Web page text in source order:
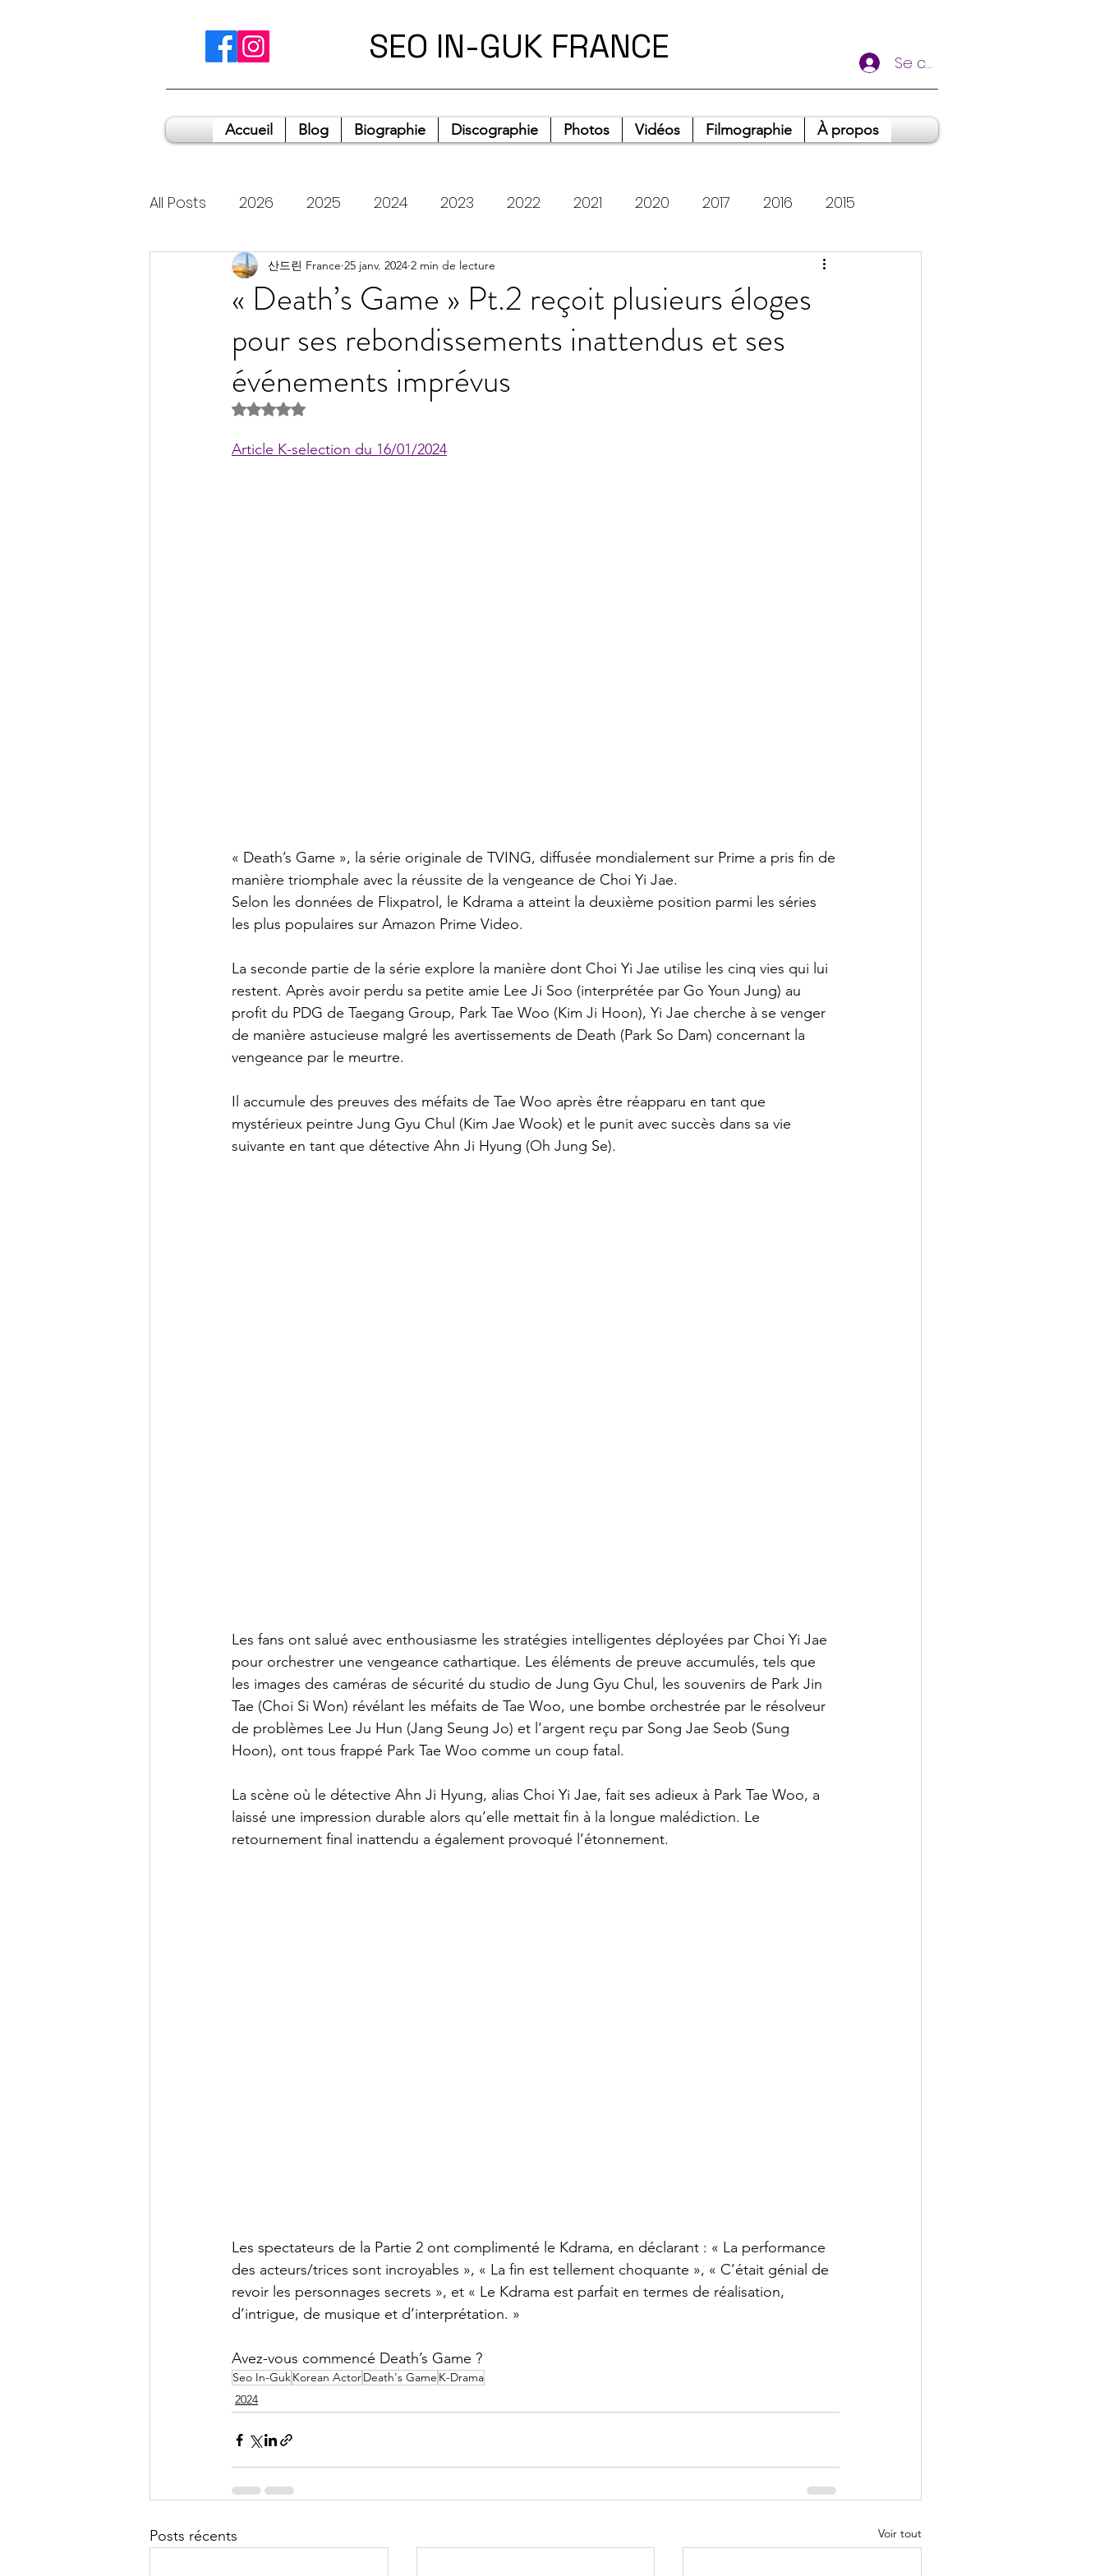
SEO IN-GUK FRANCE Se connecter
Accueil Blog Biographie Discographie Photos Vidéos Filmographie À propos
All Posts 2026 2025 2024 2023 2022 2021 2020 2017 2016 2015
2011 2009 Photos Heart Rider Stories
« Death’s Game » Pt.2 reçoit plusieurs éloges
pour ses rebondissements inattendus et ses
événements imprévus
산드린 France 25 janv. 2024 2 min de lecture
Noté NaN étoiles sur 5.
Article K-selection du 16/01/2024
« Death’s Game », la série originale de TVING, diffusée mondialement sur Prime a pris fin de
manière triomphale avec la réussite de la vengeance de Choi Yi Jae.
Selon les données de Flixpatrol, le Kdrama a atteint la deuxième position parmi les séries
les plus populaires sur Amazon Prime Video.
La seconde partie de la série explore la manière dont Choi Yi Jae utilise les cinq vies qui lui
restent. Après avoir perdu sa petite amie Lee Ji Soo (interprétée par Go Youn Jung) au
profit du PDG de Taegang Group, Park Tae Woo (Kim Ji Hoon), Yi Jae cherche à se venger
de manière astucieuse malgré les avertissements de Death (Park So Dam) concernant la
vengeance par le meurtre.
Il accumule des preuves des méfaits de Tae Woo après être réapparu en tant que
mystérieux peintre Jung Gyu Chul (Kim Jae Wook) et le punit avec succès dans sa vie
suivante en tant que détective Ahn Ji Hyung (Oh Jung Se).
Les fans ont salué avec enthousiasme les stratégies intelligentes déployées par Choi Yi Jae
pour orchestrer une vengeance cathartique. Les éléments de preuve accumulés, tels que
les images des caméras de sécurité du studio de Jung Gyu Chul, les souvenirs de Park Jin
Tae (Choi Si Won) révélant les méfaits de Tae Woo, une bombe orchestrée par le résolveur
de problèmes Lee Ju Hun (Jang Seung Jo) et l’argent reçu par Song Jae Seob (Sung
Hoon), ont tous frappé Park Tae Woo comme un coup fatal.
La scène où le détective Ahn Ji Hyung, alias Choi Yi Jae, fait ses adieux à Park Tae Woo, a
laissé une impression durable alors qu’elle mettait fin à la longue malédiction. Le
retournement final inattendu a également provoqué l’étonnement.
Les spectateurs de la Partie 2 ont complimenté le Kdrama, en déclarant : « La performance
des acteurs/trices sont incroyables », « La fin est tellement choquante », « C’était génial de
revoir les personnages secrets », et « Le Kdrama est parfait en termes de réalisation,
d’intrigue, de musique et d’interprétation. »
Avez-vous commencé Death’s Game ?
Seo In-GukKorean ActorDeath's Game K-Drama
2024
Posts récents Voir tout